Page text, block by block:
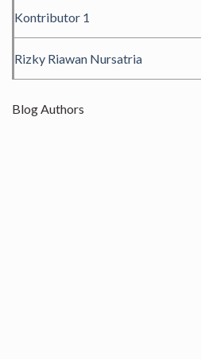
Kontributor 1
Rizky Riawan Nursatria
Blog Authors